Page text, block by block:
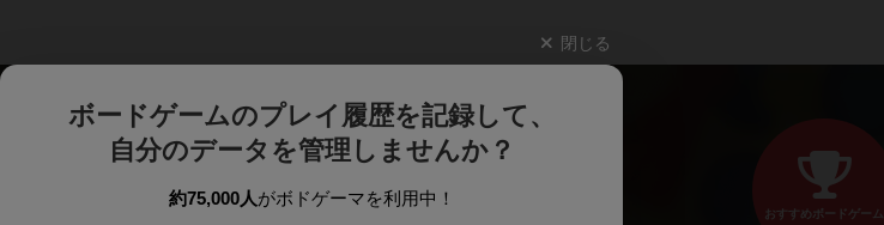
閉じる
ボードゲームのプレイ履歴を記録して、
自分のデータを管理しませんか？
約75,000人がボドゲーマを利用中！
おすすめボードゲーム